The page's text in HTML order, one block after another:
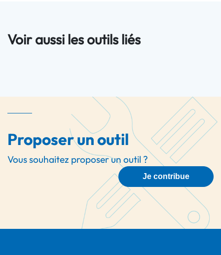
Voir aussi les outils liés
Proposer un outil
Vous souhaitez proposer un outil ?
Je contribue